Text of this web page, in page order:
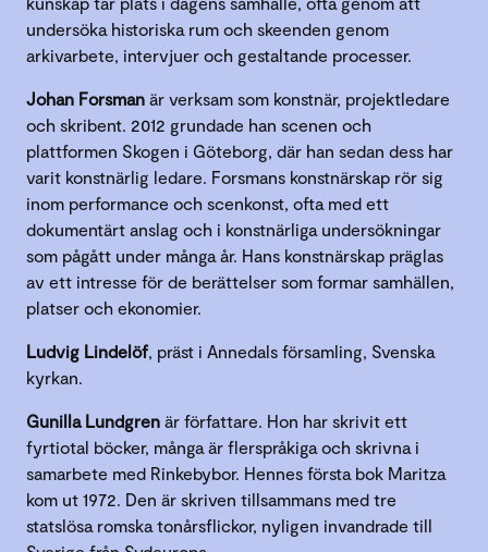
undersöka historiska rum och skeenden genom
arkivarbete, intervjuer och gestaltande processer.
Johan Forsman är verksam som konstnär, projektledare
och skribent. 2012 grundade han scenen och
plattformen Skogen i Göteborg, där han sedan dess har
varit konstnärlig ledare. Forsmans konstnärskap rör sig
inom performance och scenkonst, ofta med ett
dokumentärt anslag och i konstnärliga undersökningar
som pågått under många år. Hans konstnärskap präglas
av ett intresse för de berättelser som formar samhällen,
platser och ekonomier.
Ludvig Lindelöf, präst i Annedals församling, Svenska
kyrkan.
Gunilla Lundgren är författare. Hon har skrivit ett
fyrtiotal böcker, många är flerspråkiga och skrivna i
samarbete med Rinkebybor. Hennes första bok Maritza
kom ut 1972. Den är skriven tillsammans med tre
statslösa romska tonårsflickor, nyligen invandrade till